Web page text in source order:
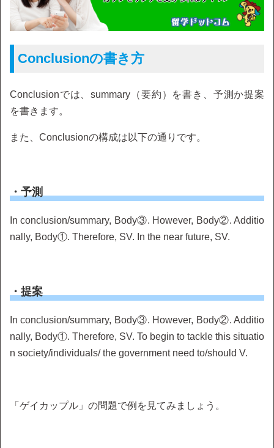
Conclusionの書き方
Conclusionでは、summary（要約）を書き、予測か提案
を書きます。
また、Conclusionの構成は以下の通りです。
・予測
In conclusion/summary, Body③. However, Body②. Additio
nally, Body①. Therefore, SV. In the near future, SV.
・提案
In conclusion/summary, Body③. However, Body②. Additio
nally, Body①. Therefore, SV. To begin to tackle this situatio
n society/individuals/ the government need to/should V.
「ゲイカップル」の問題で例を見てみましょう。